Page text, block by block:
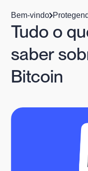
Bem-vindo
Tudo o
saber
Bitcoin